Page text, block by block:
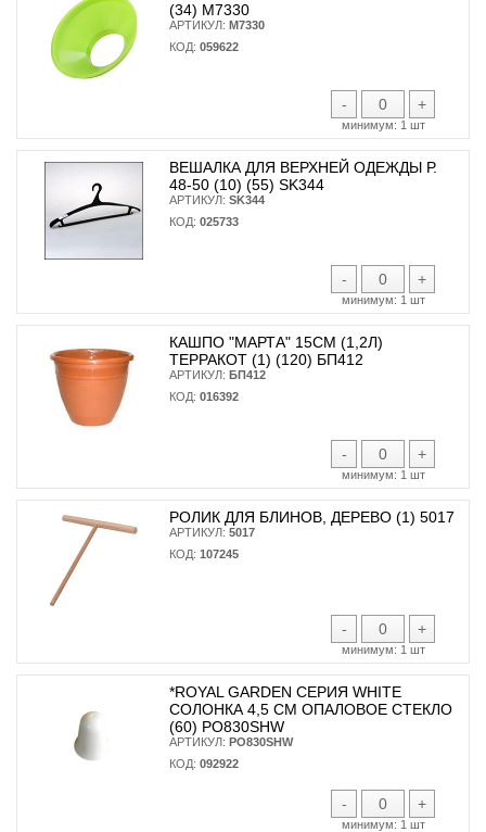
(34) М7330
АРТИКУЛ: М7330
КОД: 059622
- +
минимум: 1 шт
ВЕШАЛКА ДЛЯ ВЕРХНЕЙ ОДЕЖДЫ Р.
48-50 (10) (55) SK344
АРТИКУЛ: SK344
КОД: 025733
- +
минимум: 1 шт
КАШПО "МАРТА" 15СМ (1,2Л)
ТЕРРАКОТ (1) (120) БП412
АРТИКУЛ: БП412
КОД: 016392
- +
минимум: 1 шт
РОЛИК ДЛЯ БЛИНОВ, ДЕРЕВО (1) 5017
АРТИКУЛ: 5017
КОД: 107245
- +
минимум: 1 шт
*ROYAL GARDEN СЕРИЯ WHITE
СОЛОНКА 4,5 СМ ОПАЛОВОЕ СТЕКЛО
(60) PO830SHW
АРТИКУЛ: PO830SHW
КОД: 092922
- +
минимум: 1 шт